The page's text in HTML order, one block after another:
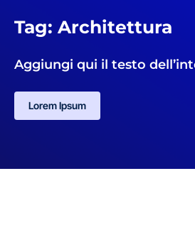
Tag: Architettura
Aggiungi qui il testo
Lorem Ipsum